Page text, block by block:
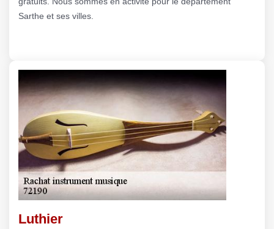
Sarthe et ses villes.
Luthier